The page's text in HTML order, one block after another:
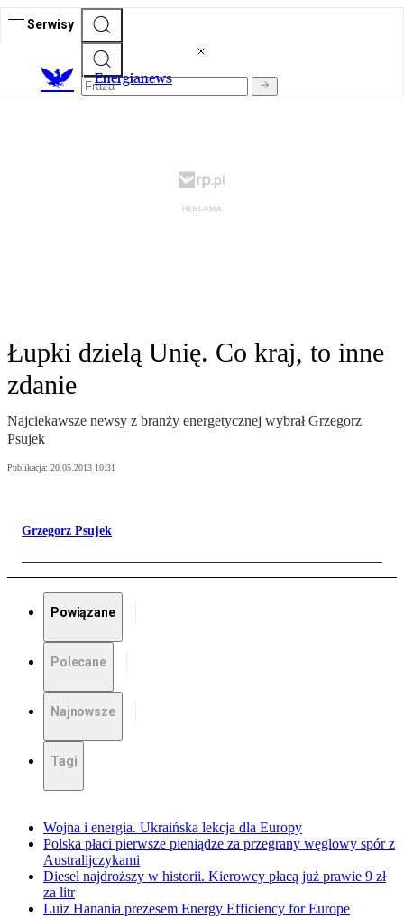
Serwisy
Energianews
Łupki dzielą Unię. Co kraj, to inne
zdanie
Najciekawsze newsy z branży energetycznej wybrał Grzegorz
Psujek
Publikacja: 20.05.2013 10:31
Grzegorz Psujek
Powiązane
Polecane
Najnowsze
Tagi
Wojna i energia. Ukraińska lekcja dla Europy
Polska płaci pierwsze pieniądze za przegrany węglowy spór z
Australijczykami
Diesel najdroższy w historii. Kierowcy płacą już prawie 9 zł
za litr
Luiz Hanania prezesem Energy Efficiency for Europe